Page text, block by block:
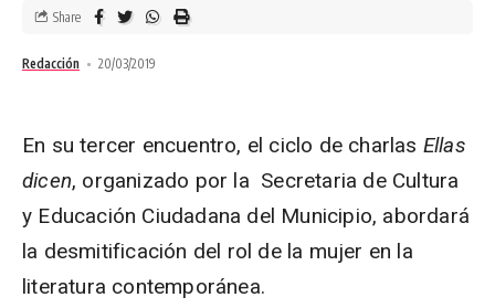
Redacción 20/03/2019
Share
En su tercer encuentro, el ciclo de charlas Ellas
dicen, organizado por la Secretaria de Cultura
y Educación Ciudadana del Municipio, abordará
la desmitificación del rol de la mujer en la
literatura contemporánea.